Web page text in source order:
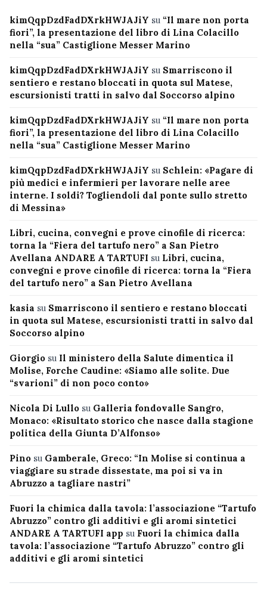
kimQqpDzdFadDXrkHWJAJiY su “Il mare non porta
fiori”, la presentazione del libro di Lina Colacillo
nella “sua” Castiglione Messer Marino
kimQqpDzdFadDXrkHWJAJiY su Smarriscono il
sentiero e restano bloccati in quota sul Matese,
escursionisti tratti in salvo dal Soccorso alpino
kimQqpDzdFadDXrkHWJAJiY su “Il mare non porta
fiori”, la presentazione del libro di Lina Colacillo
nella “sua” Castiglione Messer Marino
kimQqpDzdFadDXrkHWJAJiY su Schlein: «Pagare di
più medici e infermieri per lavorare nelle aree
interne. I soldi? Togliendoli dal ponte sullo stretto
di Messina»
Libri, cucina, convegni e prove cinofile di ricerca:
torna la “Fiera del tartufo nero” a San Pietro
Avellana ANDARE A TARTUFI su Libri, cucina,
convegni e prove cinofile di ricerca: torna la “Fiera
del tartufo nero” a San Pietro Avellana
kasia su Smarriscono il sentiero e restano bloccati
in quota sul Matese, escursionisti tratti in salvo dal
Soccorso alpino
Giorgio su Il ministero della Salute dimentica il
Molise, Forche Caudine: «Siamo alle solite. Due
“svarioni” di non poco conto»
Nicola Di Lullo su Galleria fondovalle Sangro,
Monaco: «Risultato storico che nasce dalla stagione
politica della Giunta D’Alfonso»
Pino su Gamberale, Greco: “In Molise si continua a
viaggiare su strade dissestate, ma poi si va in
Abruzzo a tagliare nastri”
Fuori la chimica dalla tavola: l’associazione “Tartufo
Abruzzo” contro gli additivi e gli aromi sintetici
ANDARE A TARTUFI app su Fuori la chimica dalla
tavola: l’associazione “Tartufo Abruzzo” contro gli
additivi e gli aromi sintetici